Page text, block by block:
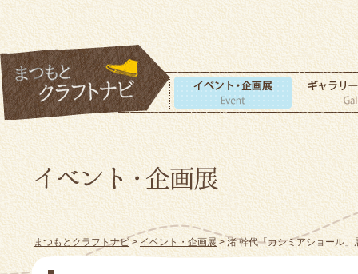
まつもとクラフトナビ>イベント・企画展> 渚 幹代「カシミアショール」